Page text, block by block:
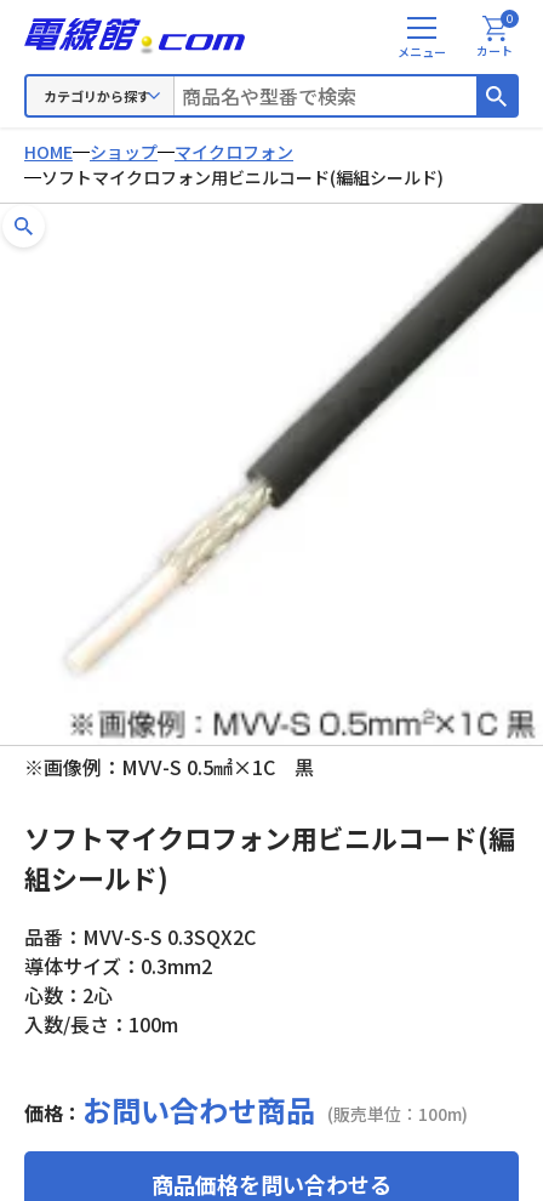
カテゴリから探す
メ
ニ
カート
0
HOME ショップ
マイクロフォン
ソフトマイクロフォン用ビニルコード(編組シールド)
※画像例：MVV-S 0.5㎟×1C 黒
ソフトマイクロフォン用ビニルコード(編
組シールド)
品番：MVV-S-S 0.3SQX2C
導体サイズ：0.3mm2
心数：2心
入数/長さ：100m
価格： お問い合わせ商品 (販売単位：100m)
商品価格を問い合わせる